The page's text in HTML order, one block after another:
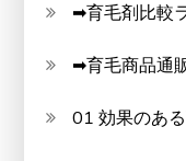
➡育毛剤比較
➡育毛商品通
01 効果のあ